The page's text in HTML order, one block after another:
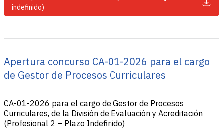
indefinido)
Apertura concurso CA-01-2026 para el cargo
de Gestor de Procesos Curriculares
CA-01-2026 para el cargo de Gestor de Procesos
Curriculares, de la División de Evaluación y Acreditación
(Profesional 2 – Plazo Indefinido)